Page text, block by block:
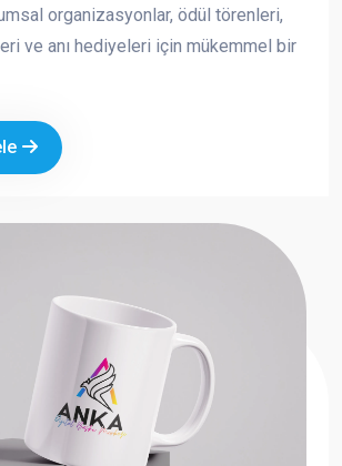
organizasyonlar, ödül törenleri,
ve anı hediyeleri için mükemmel bir